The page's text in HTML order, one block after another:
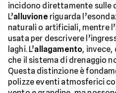
incidono direttamente sulle
L’alluvione riguarda
naturali o artificiali, mentre l’
usata per descrivere
laghi. L’allagamento, invece,
che il sistema di drenaggio
Questa distinzione è
polizze eventi atmosferici